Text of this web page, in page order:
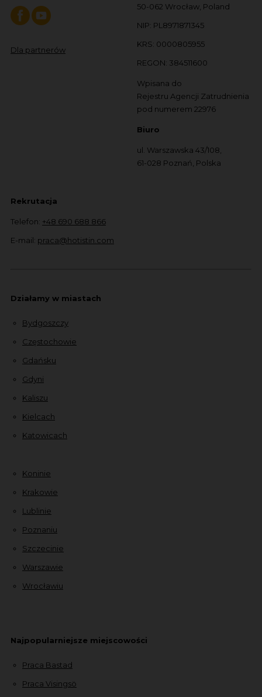
Dla partnerów
50-062 Wrocław, Poland
NIP: PL8971871345
KRS: 0000805955
REGON: 384511600
Wpisana do
Rejestru Agencji Zatrudnienia
pod numerem 22976
Biuro
ul. Warszawska 43/108,
61-028 Poznań, Polska
Rekrutacja
Telefon: +48 690 688 866
E-mail: praca@hotistin.com
Działamy w miastach
Bydgoszczy
Częstochowie
Gdańsku
Gdyni
Kaliszu
Kielcach
Katowicach
Koninie
Krakowie
Lublinie
Poznaniu
Szczecinie
Warszawie
Wrocławiu
Najpopularniejsze miejscowości
Praca Bastad
Praca Visingsö